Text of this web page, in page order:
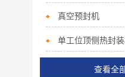
真空预封机
单工位顶侧热封
查看全